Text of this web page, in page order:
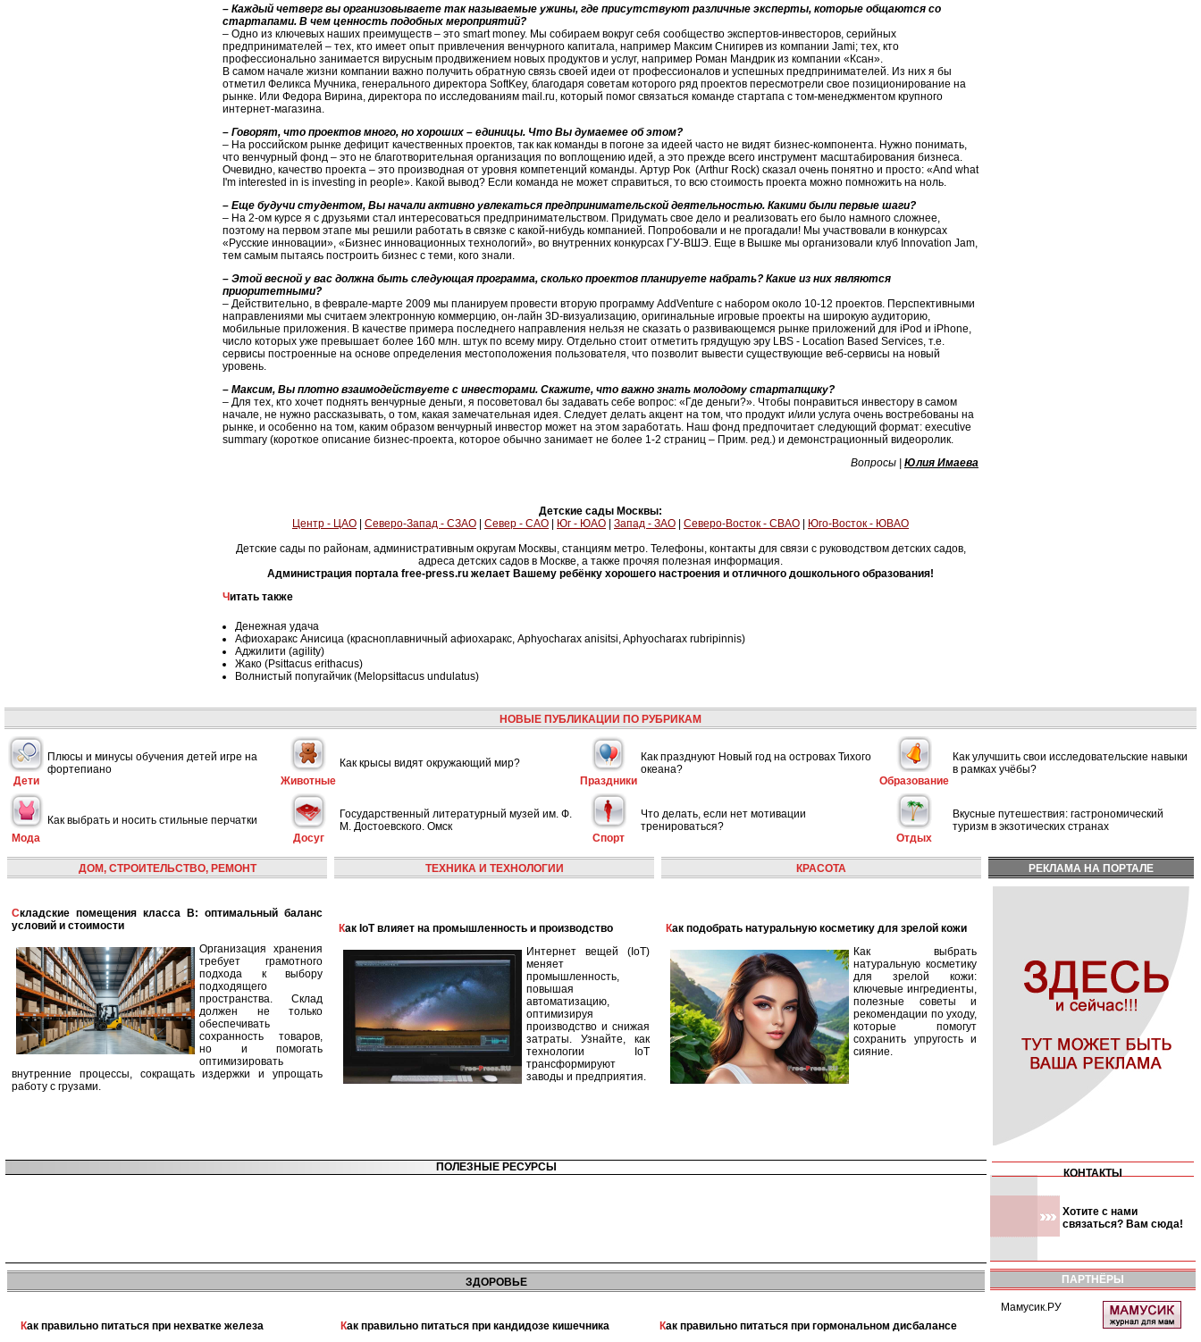
– Каждый четверг вы организовываете так называемые ужины, где присутствуют различные эксперты, которые общаются со
стартапами. В чем ценность подобных мероприятий?
– Одно из ключевых наших преимуществ – это smart money. Мы собираем вокруг себя сообщество экспертов-инвесторов, серийных
предпринимателей – тех, кто имеет опыт привлечения венчурного капитала, например Максим Снигирев из компании Jami; тех, кто
профессионально занимается вирусным продвижением новых продуктов и услуг, например Роман Мандрик из компании «Ксан».
В самом начале жизни компании важно получить обратную связь своей идеи от профессионалов и успешных предпринимателей. Из них я бы
отметил Феликса Мучника, генерального директора SoftKey, благодаря советам которого ряд проектов пересмотрели свое позиционирование на
рынке. Или Федора Вирина, директора по исследованиям mail.ru, который помог связаться команде стартапа с том-менеджментом крупного
интернет-магазина.
– Говорят, что проектов много, но хороших – единицы. Что Вы думаемее об этом?
– На российском рынке дефицит качественных проектов, так как команды в погоне за идеей часто не видят бизнес-компонента. Нужно понимать,
что венчурный фонд – это не благотворительная организация по воплощению идей, а это прежде всего инструмент масштабирования бизнеса.
Очевидно, качество проекта – это производная от уровня компетенций команды. Артур Рок (Arthur Rock) сказал очень понятно и просто: «And what
I'm interested in is investing in people». Какой вывод? Если команда не может справиться, то всю стоимость проекта можно помножить на ноль.
– Еще будучи студентом, Вы начали активно увлекаться предпринимательской деятельностью. Какими были первые шаги?
– На 2-ом курсе я с друзьями стал интересоваться предпринимательством. Придумать свое дело и реализовать его было намного сложнее,
поэтому на первом этапе мы решили работать в связке с какой-нибудь компанией. Попробовали и не прогадали! Мы участвовали в конкурсах
«Русские инновации», «Бизнес инновационных технологий», во внутренних конкурсах ГУ-ВШЭ. Еще в Вышке мы организовали клуб Innovation Jam,
тем самым пытаясь построить бизнес с теми, кого знали.
– Этой весной у вас должна быть следующая программа, сколько проектов планируете набрать? Какие из них являются
приоритетными?
– Действительно, в феврале-марте 2009 мы планируем провести вторую программу AddVenture с набором около 10-12 проектов. Перспективными
направлениями мы считаем электронную коммерцию, он-лайн 3D-визуализацию, оригинальные игровые проекты на широкую аудиторию,
мобильные приложения. В качестве примера последнего направления нельзя не сказать о развивающемся рынке приложений для iPod и iPhone,
число которых уже превышает более 160 млн. штук по всему миру. Отдельно стоит отметить грядущую эру LBS - Location Based Services, т.е.
сервисы построенные на основе определения местоположения пользователя, что позволит вывести существующие веб-сервисы на новый
уровень.
– Максим, Вы плотно взаимодействуете с инвесторами. Скажите, что важно знать молодому стартапщику?
– Для тех, кто хочет поднять венчурные деньги, я посоветовал бы задавать себе вопрос: «Где деньги?». Чтобы понравиться инвестору в самом
начале, не нужно рассказывать, о том, какая замечательная идея. Следует делать акцент на том, что продукт и/или услуга очень востребованы на
рынке, и особенно на том, каким образом венчурный инвестор может на этом заработать. Наш фонд предпочитает следующий формат: executive
summary (короткое описание бизнес-проекта, которое обычно занимает не более 1-2 страниц – Прим. ред.) и демонстрационный видеоролик.
Вопросы | Юлия Имаева
Детские сады Москвы:
Центр - ЦАО | Северо-Запад - СЗАО | Север - САО | Юг - ЮАО | Запад - ЗАО | Северо-Восток - СВАО | Юго-Восток - ЮВАО
Детские сады по районам, административным округам Москвы, станциям метро. Телефоны, контакты для связи с руководством детских садов,
адреса детских садов в Москве, а также прочяя полезная информация.
Администрация портала free-press.ru желает Вашему ребёнку хорошего настроения и отличного дошкольного образования!
Читать также
Денежная удача
Афиохаракс Анисица (красноплавничный афиохаракс, Aphyocharax anisitsi, Aphyocharax rubripinnis)
Аджилити (agility)
Жако (Psittacus erithacus)
Волнистый попугайчик (Melopsittacus undulatus)
НОВЫЕ ПУБЛИКАЦИИ ПО РУБРИКАМ
Дети
Плюсы и минусы обучения детей игре на
фортепиано
Животные
Как крысы видят окружающий мир?
Праздники
Как празднуют Новый год на островах Тихого
океана?
Образование
Как улучшить свои исследовательские навыки
в рамках учёбы?
Мода
Как выбрать и носить стильные перчатки
Досуг
Государственный литературный музей им. Ф.
М. Достоевского. Омск
Спорт
Что делать, если нет мотивации
тренироваться?
Отдых
Вкусные путешествия: гастрономический
туризм в экзотических странах
ДОМ, СТРОИТЕЛЬСТВО, РЕМОНТ
Складские помещения класса B: оптимальный баланс
условий и стоимости
Организация хранения
требует грамотного
подхода к выбору
подходящего
пространства. Склад
должен не только
обеспечивать
сохранность товаров,
но и помогать
оптимизировать
внутренние процессы, сокращать издержки и упрощать
работу с грузами.
ТЕХНИКА И ТЕХНОЛОГИИ
Как IoT влияет на промышленность и производство
Интернет вещей (IoT)
меняет
промышленность,
повышая
автоматизацию,
оптимизируя
производство и снижая
затраты. Узнайте, как
технологии IoT
трансформируют
заводы и предприятия.
КРАСОТА
Как подобрать натуральную косметику для зрелой кожи
Как выбрать
натуральную косметику
для зрелой кожи:
ключевые ингредиенты,
полезные советы и
рекомендации по уходу,
которые помогут
сохранить упругость и
сияние.
РЕКЛАМА НА ПОРТАЛЕ
ПОЛЕЗНЫЕ РЕСУРСЫ КОНТАКТЫ
Хотите с нами
связаться? Вам сюда!
ЗДОРОВЬЕ
Как правильно питаться при нехватке железа Как правильно питаться при кандидозе кишечника Как правильно питаться при гормональном дисбалансе
ПАРТНЁРЫ
Мамусик.РУ